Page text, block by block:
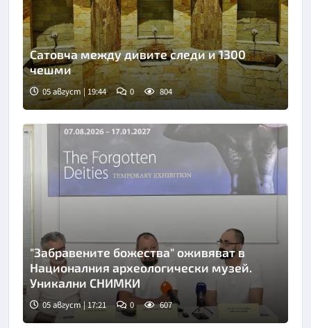
Сатовча между дивите следи и 1300
чешми
05 август | 19:44 0 804
"Забравените божества" оживяват в
Националния археологически музей.
Уникални СНИМКИ
05 август | 17:21 0 607